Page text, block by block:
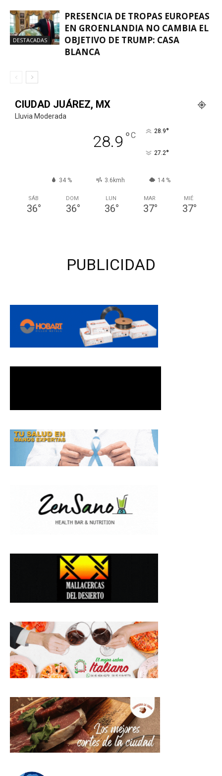
DESTACADAS
PRESENCIA DE TROPAS EUROPEAS
EN GROENLANDIA NO CAMBIA EL
OBJETIVO DE TRUMP: CASA
BLANCA
CIUDAD JUÁREZ, MX
Lluvia Moderada
28.9 °C 28.9°
27.2°
34 % 3.6kmh 14 %
SÁB
36°
DOM
36°
LUN
36°
MAR
37°
MIÉ
37°
PUBLICIDAD